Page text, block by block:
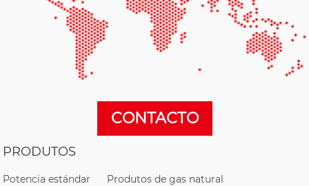
CONTACTO
PRODUTOS
Potencia estándar
Produtos de gas natural